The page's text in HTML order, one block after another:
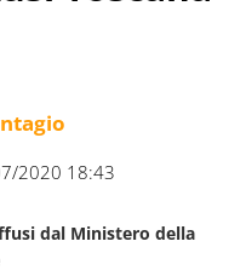
2020 18:43
dal Ministero della